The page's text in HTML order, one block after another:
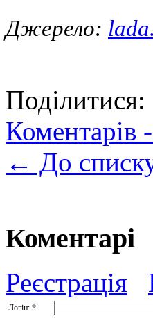
Джерело:
Поділитися:
Коментарів -
← До
Коментарі
Реєстрація
Логін: *